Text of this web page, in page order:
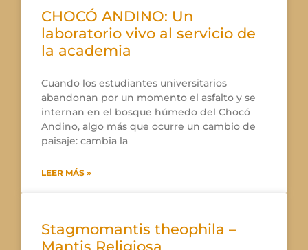
CHOCÓ ANDINO: Un
laboratorio vivo al servicio de
la academia
Cuando los estudiantes universitarios
abandonan por un momento el asfalto y se
internan en el bosque húmedo del Chocó
Andino, algo más que ocurre un cambio de
paisaje: cambia la
LEER MÁS »
Stagmomantis theophila –
Mantis Religiosa